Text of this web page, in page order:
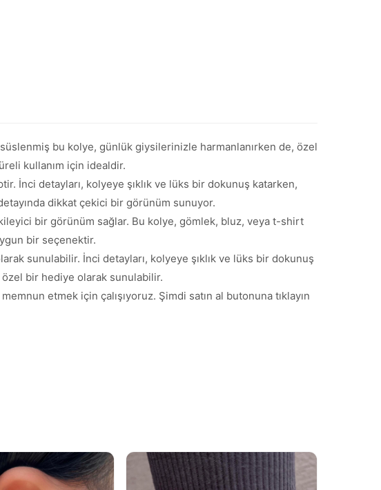
bu kolye, günlük giysilerinizle harmanlanırken de, özel
kullanım için idealdir.
İnci detayları, kolyeye şıklık ve lüks bir dokunuş katarken,
dikkat çekici bir görünüm sunuyor.
bir görünüm sağlar. Bu kolye, gömlek, bluz, veya t-shirt
bir seçenektir.
sunulabilir. İnci detayları, kolyeye şıklık ve lüks bir dokunuş
bir hediye olarak sunulabilir.
etmek için çalışıyoruz. Şimdi satın al butonuna tıklayın